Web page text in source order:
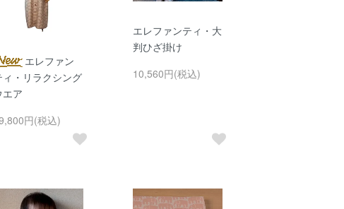
エレファン
ィ・リラクシング
エア
円(税込)
エレファンティ・大
判ひざ掛け
10,560円(税込)